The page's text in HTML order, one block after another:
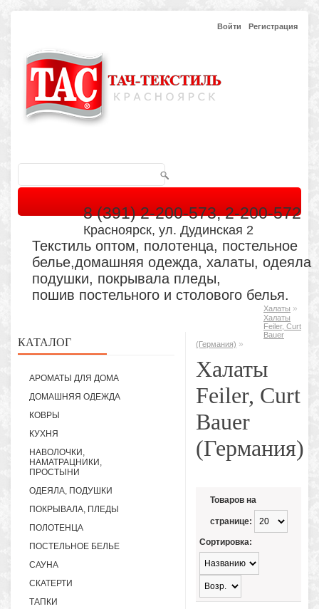
Войти Регистрация
8 (391) 2-200-573, 2-200-572
Красноярск, ул. Дудинская 2
Текстиль оптом, полотенца, постельное
белье,домашняя одежда, халаты, одеяла
подушки, покрывала пледы,
пошив постельного и столового белья.
КАТАЛОГ
АРОМАТЫ ДЛЯ ДОМА
ДОМАШНЯЯ ОДЕЖДА
КОВРЫ
КУХНЯ
НАВОЛОЧКИ,
НАМАТРАЦНИКИ,
ПРОСТЫНИ
ОДЕЯЛА, ПОДУШКИ
ПОКРЫВАЛА, ПЛЕДЫ
ПОЛОТЕНЦА
ПОСТЕЛЬНОЕ БЕЛЬЕ
САУНА
СКАТЕРТИ
ТАПКИ
Халаты »
Халаты
Feiler, Curt
Bauer
(Германия) »
Халаты
Feiler, Curt
Bauer
(Германия)
Товаров на
странице:
Сортировка: